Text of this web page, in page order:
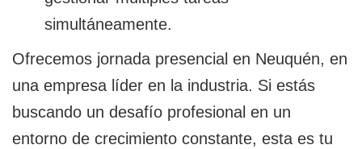
simultáneamente.
Ofrecemos jornada presencial en Neuquén, en
una empresa líder en la industria. Si estás
buscando un desafío profesional en un
entorno de crecimiento constante, esta es tu